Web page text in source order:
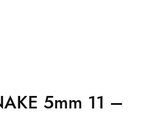
5mm 11 –